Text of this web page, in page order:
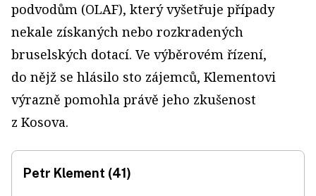
podvodům (OLAF), který vyšetřuje případy
nekale získaných nebo rozkradených
bruselských dotací. Ve výběrovém řízení,
do nějž se hlásilo sto zájemců, Klementovi
výrazně pomohla právě jeho zkušenost
z Kosova.
Petr Klement (41)